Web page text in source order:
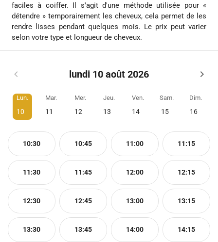
faciles à coiffer. Il s'agit d'une méthode utilisée pour «
détendre » temporairement les cheveux, cela permet de les
rendre lisses pendant quelques mois. Le prix peut varier
selon votre type et longueur de cheveux.
lundi 10 août 2026
Lun.
10
Mar.
11
Mer.
12
Jeu.
13
Ven.
14
Sam.
15
Dim.
16
10:30 10:45 11:00 11:15
11:30 11:45 12:00 12:15
12:30 12:45 13:00 13:15
13:30 13:45 14:00 14:15